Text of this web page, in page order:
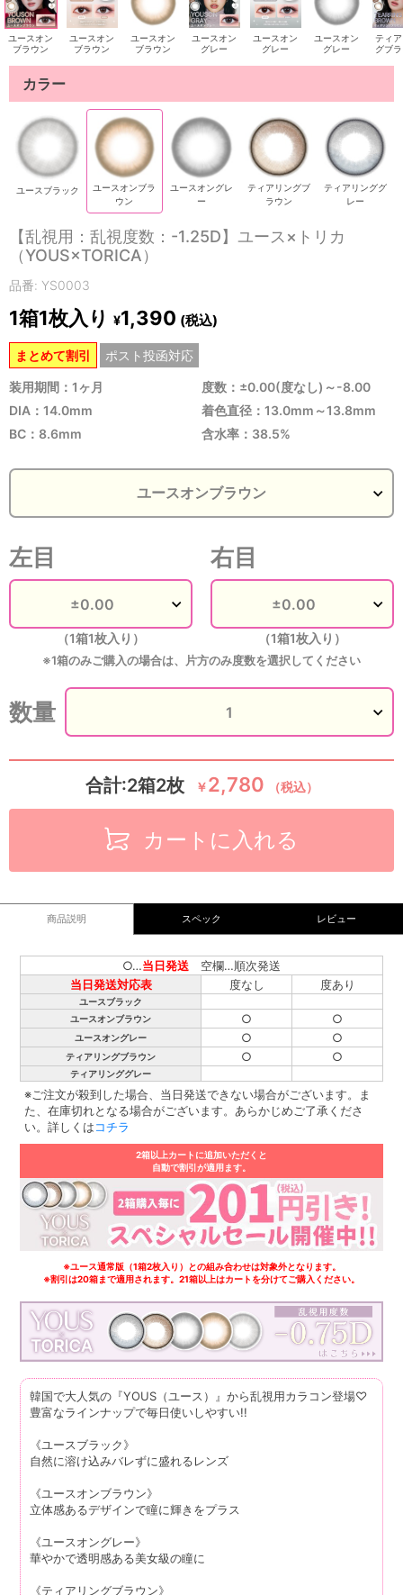
ユースオン
ブラウン
ユースオン
ブラウン
ユースオン
ブラウン
ユースオン
グレー
ユースオン
グレー
ユースオン
グレー
ティ
グブ
カラー
ユースブラック
ユースオンブラ
ウン
ユースオングレ
ー
ティアリングブ
ラウン
ティアリンググ
レー
【乱視用：乱視度数：-1.25D】ユース×トリカ
（YOUS×TORICA）
品番: YS0003
1箱1枚入り ¥1,390 (税込)
まとめて割引 ポスト投函対応
装用期間：1ヶ月
度数：±0.00(度なし)～-8.00
DIA：14.0mm
着色直径：13.0mm～13.8mm
BC：8.6mm
含水率：38.5%
左目
（1箱1枚入り）
右目
（1箱1枚入り）
※1箱のみご購入の場合は、片方のみ度数を選択してください
数量
合計:2箱2枚 ￥2,780 （税込）
カートに入れる
商品説明 スペック レビュー
○…当日発送 空欄…順次発送
当日発送対応表
度なし 度あり
ユースブラック
ユースオンブラウン
○ ○
ユースオングレー ○ ○
ティアリングブラウン ○ ○
ティアリンググレー
※ご注文が殺到した場合、当日発送できない場合がございます。ま
た、在庫切れとなる場合がございます。あらかじめご了承くださ
い。詳しくはコチラ
2箱以上カートに追加いただくと
自動で割引が適用ます。
※ユース通常版（1箱2枚入り）との組み合わせは対象外となります。
※割引は20箱まで適用されます。21箱以上はカートを分けてご購入ください。
韓国で大人気の『YOUS（ユース）』から乱視用カラコン登場♡
豊富なラインナップで毎日使いしやすい!!
《ユースブラック》
自然に溶け込みバレずに盛れるレンズ
《ユースオンブラウン》
立体感あるデザインで瞳に輝きをプラス
《ユースオングレー》
華やかで透明感ある美女級の瞳に
《ティアリングブラウン》